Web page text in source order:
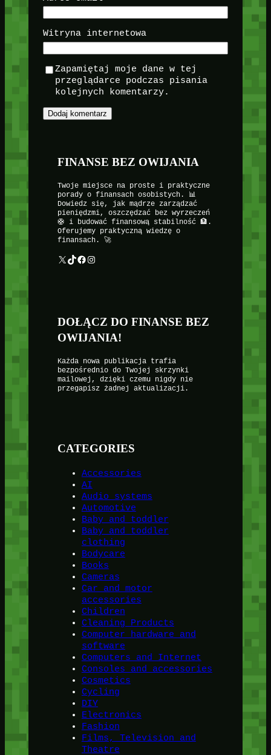
Witryna internetowa
Zapamiętaj moje dane w tej
przeglądarce podczas pisania
kolejnych komentarzy.
FINANSE BEZ OWIJANIA
Twoje miejsce na proste i praktyczne
porady o finansach osobistych. 📊
Dowiedz się, jak mądrze zarządzać
pieniędzmi, oszczędzać bez wyrzeczeń
🛟 i budować finansową stabilność 🏦.
Oferujemy praktyczną wiedzę o
finansach. 🚀
X TikTok Facebook Instagram
DOŁĄCZ DO FINANSE BEZ
OWIJANIA!
Każda nowa publikacja trafia
bezpośrednio do Twojej skrzynki
mailowej, dzięki czemu nigdy nie
przegapisz żadnej aktualizacji.
CATEGORIES
Accessories
AI
Audio systems
Automotive
Baby and toddler
Baby and toddler
clothing
Bodycare
Books
Cameras
Car and motor
accessories
Children
Cleaning Products
Computer hardware and
software
Computers and Internet
Consoles and accessories
Cosmetics
Cycling
DIY
Electronics
Fashion
Films, Television and
Theatre